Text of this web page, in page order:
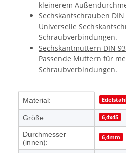
kleinerem
Sechskantschrauben
Universelle
Schraubverbindungen.
Sechskantmuttern DIN
Passende Muttern für
Schraubverbindungen.
Produkteigenschaft
Wert
Material:
Größe: 6,4x45
Durchmesser
(innen):
6,4mm